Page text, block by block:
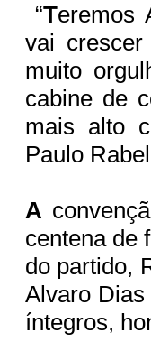
“Teremos
vai
muito
cabine de
mais alto
Paulo
A
centena de
do partido,
Alvaro Dias
íntegros,